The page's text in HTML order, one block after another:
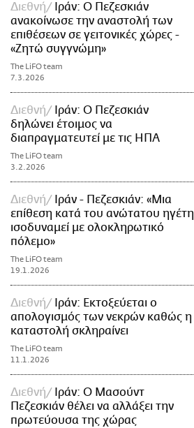
Διεθνή
Ιράν: Ο Πεζεσκιάν
ανακοίνωσε την αναστολή των
επιθέσεων σε γειτονικές χώρες -
«Ζητώ συγγνώμη»
The LiFO team
7.3.2026
Διεθνή
Ιράν: Ο Πεζεσκιάν
δηλώνει έτοιμος να
διαπραγματευτεί με τις ΗΠΑ
The LiFO team
3.2.2026
Διεθνή
Ιράν - Πεζεσκιάν: «Μια
επίθεση κατά του ανώτατου ηγέτη
ισοδυναμεί με ολοκληρωτικό
πόλεμο»
The LiFO team
19.1.2026
Διεθνή
Ιράν: Εκτοξεύεται ο
απολογισμός των νεκρών καθώς η
καταστολή σκληραίνει
The LiFO team
11.1.2026
Διεθνή
Ιράν: Ο Μασούντ
Πεζεσκιάν θέλει να αλλάξει την
πρωτεύουσα της χώρας